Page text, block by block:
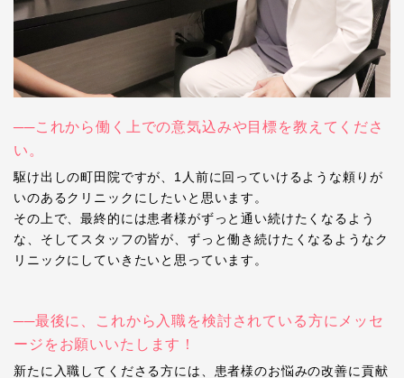
──これから働く上での意気込みや目標を教えてくださ
い。
駆け出しの町田院ですが、1人前に回っていけるような頼りが
いのあるクリニックにしたいと思います。
その上で、最終的には患者様がずっと通い続けたくなるよう
な、そしてスタッフの皆が、ずっと働き続けたくなるようなク
リニックにしていきたいと思っています。
──最後に、これから入職を検討されている方にメッセ
ージをお願いいたします！
新たに入職してくださる方には、患者様のお悩みの改善に貢献